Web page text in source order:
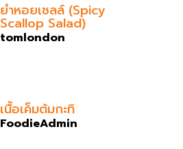
ยำหอยเชลล์ (Spicy
Scallop Salad)
tomlondon
เนื้อเค็มต้มกะทิ
FoodieAdmin